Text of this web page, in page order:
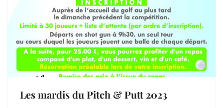
Les mardis du Pitch & Putt 2023